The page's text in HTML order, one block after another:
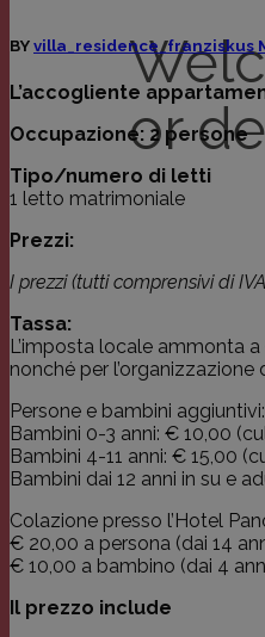
or
BY villa_residence_franziskus
L’accogliente
Occupazione: 2 persone
Tipo/numero di letti
1 letto matrimoniale
Prezzi:
I prezzi (tutti comprensivi di
Tassa:
L’imposta locale ammonta
nonché per
Persone e bambini aggiuntivi:
Bambini 0-3 anni: € 10,00
Bambini 4-11 anni: € 15,00
Bambini dai 12 anni in su e
Colazione presso l’Hotel
€ 20,00 a persona (dai 14
€ 10,00 a bambino (dai 4
Il prezzo include